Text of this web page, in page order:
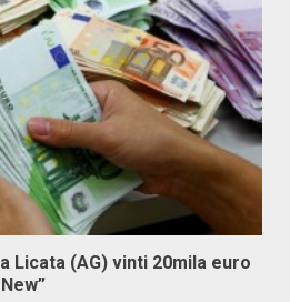
Licata (AG) vinti 20mila euro